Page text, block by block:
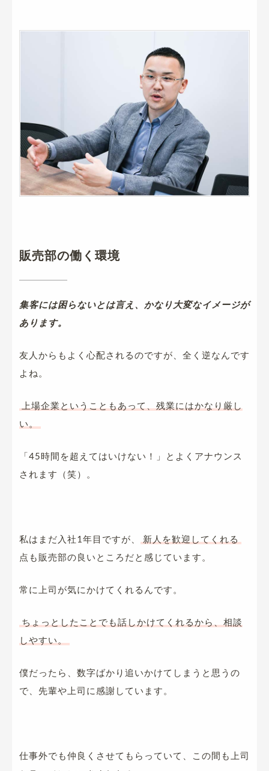
販売部の働く環境
集客には困らないとは言え、かなり大変なイメージが
あります。
友人からもよく心配されるのですが、全く逆なんです
よね。
上場企業ということもあって、残業にはかなり厳し
い。
「45時間を超えてはいけない！」とよくアナウンス
されます（笑）。
私はまだ入社1年目ですが、
新人を歓迎してくれる
点も販売部の良いところだと感じています。
常に上司が気にかけてくれるんです。
ちょっとしたことでも話しかけてくれるから、相談
しやすい。
僕だったら、数字ばかり追いかけてしまうと思うの
で、先輩や上司に感謝しています。
仕事外でも仲良くさせてもらっていて、この間も上司